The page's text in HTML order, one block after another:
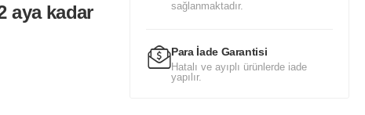
sağlanmaktadır.
Para İade Garantisi
Hatalı ve ayıplı ürünlerde iade
yapılır.
aya kadar